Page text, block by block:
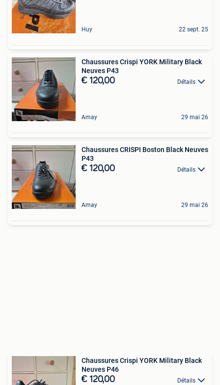
Huy 22 sept. 25
Chaussures Crispi YORK Military Black
Neuves P43
€ 120,00 Détails
Amay 29 mai 26
Chaussures CRISPI Boston Black Neuves
P43
€ 120,00 Détails
Amay 29 mai 26
Chaussures Crispi YORK Military Black
Neuves P46
€ 120,00 Détails